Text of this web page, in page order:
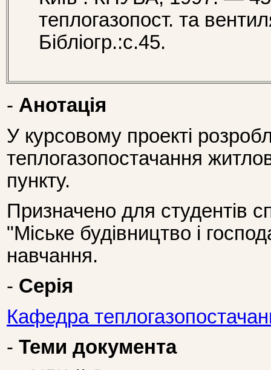
теплогазопост. та
Бібліогр.:с.45.
- Анотація
У курсовому проекті
теплогазопостачання
пункту.
Призначено для студентів
"Міське будівництво і
навчання.
- Серія
Кафедра
- Теми документа